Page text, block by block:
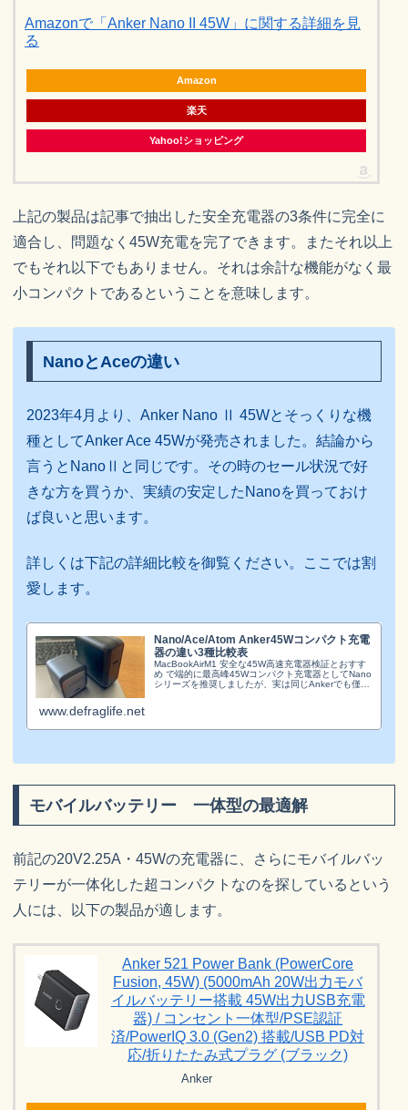
Amazonで「Anker Nano II 45W」に関する詳細を見
る
Amazon
楽天
Yahoo!ショッピング
上記の製品は記事で抽出した安全充電器の3条件に完全に
適合し、問題なく45W充電を完了できます。またそれ以上
でもそれ以下でもありません。それは余計な機能がなく最
小コンパクトであるということを意味します。
NanoとAceの違い
2023年4月より、Anker Nano Ⅱ 45Wとそっくりな機
種としてAnker Ace 45Wが発売されました。結論から
言うとNanoⅡと同じです。その時のセール状況で好
きな方を買うか、実績の安定したNanoを買っておけ
ば良いと思います。
詳しくは下記の詳細比較を御覧ください。ここでは割
愛します。
Nano/Ace/Atom Anker45Wコンパクト充電
器の違い3種比較表
MacBookAirM1 安全な45W高速充電器検証とおすす
め で端的に最高峰45Wコンパクト充電器としてNano
シリーズを推奨しましたが、実は同じAnkerでも僅差
www.defraglife.net
モバイルバッテリー 一体型の最適解
前記の20V2.25A・45Wの充電器に、さらにモバイルバッ
テリーが一体化した超コンパクトなのを探しているという
人には、以下の製品が適します。
Anker 521 Power Bank (PowerCore
Fusion, 45W) (5000mAh 20W出力モバ
イルバッテリー搭載 45W出力USB充電
器) / コンセント一体型/PSE認証
済/PowerIQ 3.0 (Gen2) 搭載/USB PD対
応/折りたたみ式プラグ (ブラック)
Anker